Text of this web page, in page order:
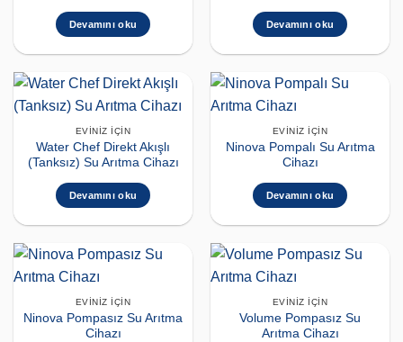
Devamını oku Devamını oku
EVINIZ İÇIN
Water Chef Direkt Akışlı
(Tanksız) Su Arıtma Cihazı
Devamını oku
EVINIZ İÇIN
Ninova Pompalı Su Arıtma
Cihazı
Devamını oku
EVINIZ İÇIN
Ninova Pompasız Su Arıtma
Cihazı
EVINIZ İÇIN
Volume Pompasız Su
Arıtma Cihazı